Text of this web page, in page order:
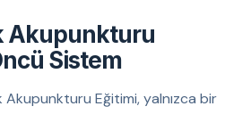
Akupunkturu
Sistem
Akupunkturu Eğitimi, yalnızca bir